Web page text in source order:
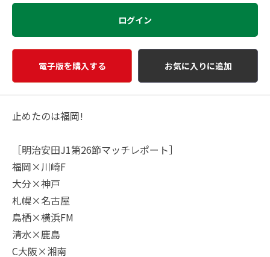
ログイン
電子版を購入する お気に入りに追加
止めたのは福岡!
［明治安田J1第26節マッチレポート］
福岡×川崎F
大分×神戸
札幌×名古屋
鳥栖×横浜FM
清水×鹿島
C大阪×湘南